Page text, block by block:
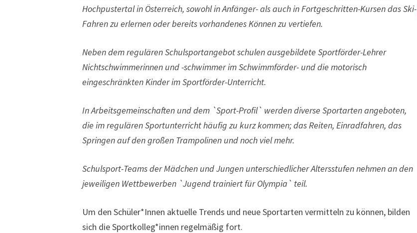
Hochpustertal in Österreich, sowohl in Anfänger- als auch in Fortgeschritten-Kursen das Ski-
Fahren zu erlernen oder bereits vorhandenes Können zu vertiefen.
Neben dem regulären Schulsportangebot schulen ausgebildete Sportförder-Lehrer
Nichtschwimmerinnen und -schwimmer im Schwimmförder- und die motorisch
eingeschränkten Kinder im Sportförder-Unterricht.
In Arbeitsgemeinschaften und dem `Sport-Profil` werden diverse Sportarten angeboten,
die im regulären Sportunterricht häufig zu kurz kommen; das Reiten, Einradfahren, das
Springen auf den großen Trampolinen und noch viel mehr.
Schulsport-Teams der Mädchen und Jungen unterschiedlicher Altersstufen nehmen an den
jeweiligen Wettbewerben `Jugend trainiert für Olympia` teil.
Um den Schüler*Innen aktuelle Trends und neue Sportarten vermitteln zu können, bilden
sich die Sportkolleg*innen regelmäßig fort.